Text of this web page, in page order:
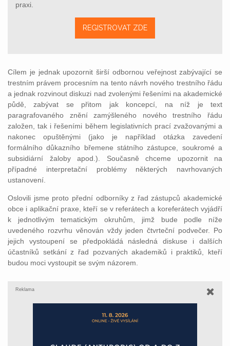
praxi.
REGISTROVAT ZDE
Cílem je jednak upozornit širší odbornou veřejnost zabývající se
trestním právem procesním na tento návrh nového trestního řádu
a jednak rozvinout diskuzi nad zvolenými řešeními na akademické
půdě, zabývat se přitom jak koncepcí, na níž je text
paragrafovaného znění zamýšleného nového trestního řádu
založen, tak i řešeními během legislativních prací zvažovanými a
nakonec opuštěnými (jako je například otázka zavedení
formálního důkazního břemene státního zástupce, soukromé a
subsidiární žaloby apod.). Současně chceme upozornit na
případné interpretační problémy některých navrhovaných
ustanovení.
Oslovili jsme proto přední odborníky z řad zástupců akademické
obce i aplikační praxe, kteří se v referátech a koreferátech vyjádří
k jednotlivým tematickým okruhům, jimž bude podle níže
uvedeného rozvrhu věnován vždy jeden čtvrteční podvečer. Po
jejich vystoupení se předpokládá následná diskuse i dalších
účastníků setkání z řad pozvaných akademiků i praktiků, kteří
budou moci vystoupit se svým názorem.
Reklama